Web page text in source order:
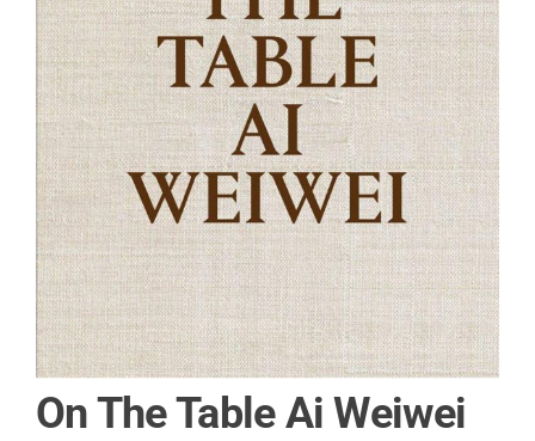
On The Table Ai Weiwei